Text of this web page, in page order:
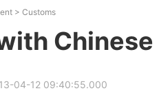
> Customs
04-12 09:40:55.000